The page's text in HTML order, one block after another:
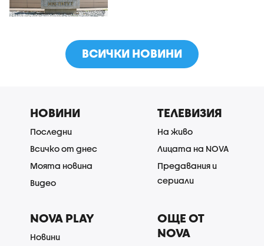
ВСИЧКИ НОВИНИ
НОВИНИ
Последни
Всичко от днес
Моята новина
Видео
ТЕЛЕВИЗИЯ
На живо
Лицата на NOVA
Предавания и
сериали
NOVA PLAY
Новини
ОЩЕ ОТ
NOVA